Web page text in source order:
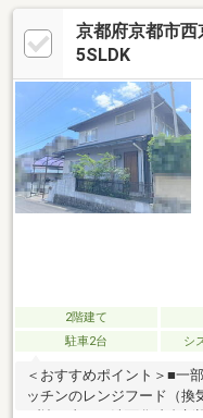
す。◆◇対象不動産おすす
文住宅です。・LDKは約
することができます。・リ
屋にも、約12.2帖の広い
には南向きの窓がございま
京都府京都市西
5SLDK
2階建て
駐車2台
シ
＜おすすめポイント＞■一
ッチンのレンジフード（